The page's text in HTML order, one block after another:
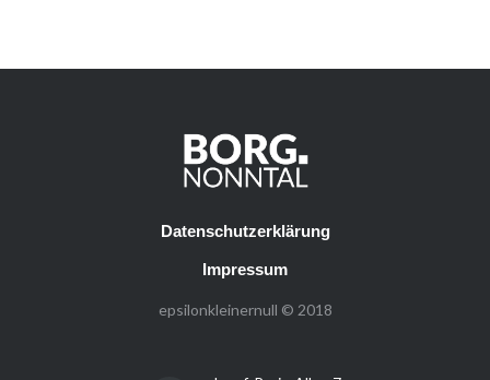
Datenschutzerklärung
Impressum
epsilonkleinernull © 2018